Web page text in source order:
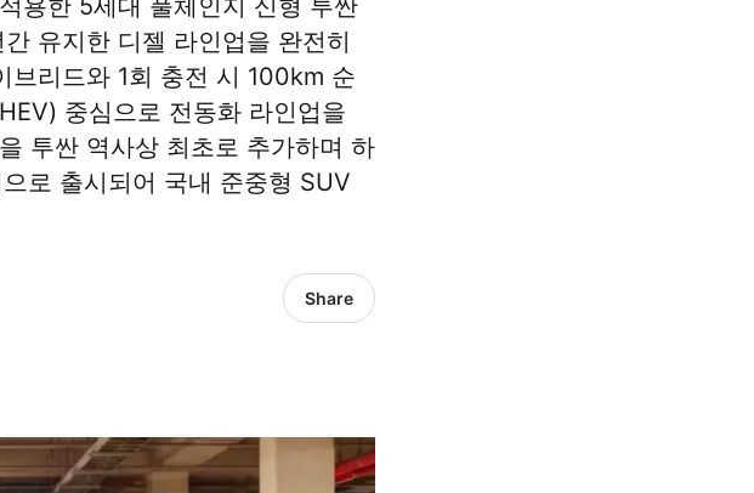
유지한 디젤 라인업을 완전히
브리드와 1회 충전 시 100km 순
중심으로 전동화 라인업을
투싼 역사상 최초로 추가하며 하
로 출시되어 국내 준중형 SUV
Share